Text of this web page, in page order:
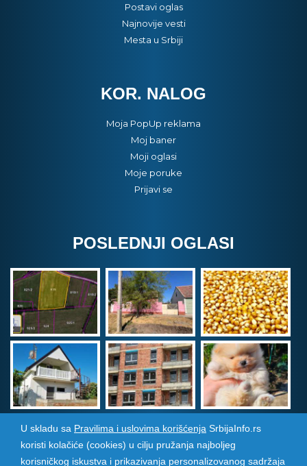
Postavi oglas
Najnovije vesti
Mesta u Srbiji
KOR. NALOG
Moja PopUp reklama
Moj baner
Moji oglasi
Moje poruke
Prijavi se
POSLEDNJI OGLASI
Srbija Info©2026. Sva prava zadržana. Pogledajte i
U skladu sa Pravilima i uslovima korišćenja SrbijaInfo.rs
koristi kolačiće (cookies) u cilju pružanja najboljeg
korisničkog iskustva i prikazivanja personalizovanog sadržaja